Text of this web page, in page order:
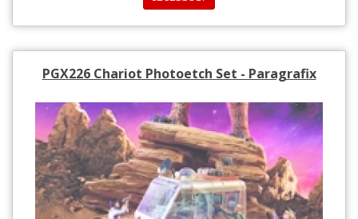
PGX226 Chariot Photoetch Set - Paragrafix